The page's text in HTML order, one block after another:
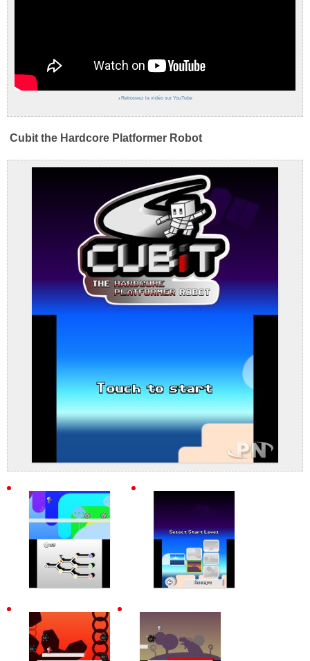
› Retrouvez la vidéo sur YouTube
Cubit the Hardcore Platformer Robot